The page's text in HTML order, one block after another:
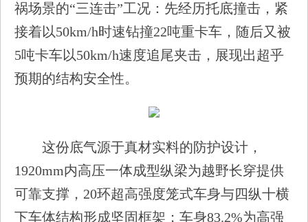
祸场景的“三连击”工况：先经历托底撞击，紧
接着以50km/h时速钻撞22吨重卡车，随后又被
5吨卡车以50km/h速度追尾夹击，展现出超乎
预期的结构安全性。
这份底气源于真材实料的防护设计，
1920mm内高压一体成型纵梁为越野长穿提供
可靠支撑，20环超高强度笼式车身与四纵十横
下车体结构形成坚固框架；车身83.2%为高强